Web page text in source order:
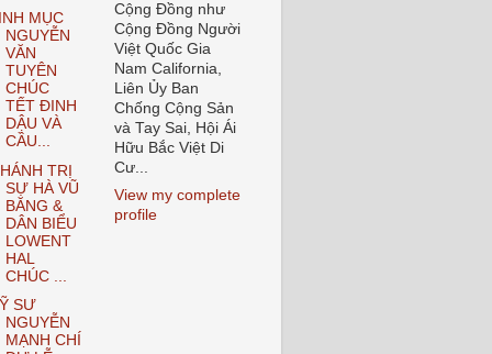
MỤC
NGUYỄN
VĂN
TUYÊN
CHÚC
TẾT ĐINH
DẬU VÀ
CẦU...
TRỊ
SỰ HÀ VŨ
BĂNG &
DÂN BIỂU
LOWENT
HAL
CHÚC ...
SƯ
NGUYỄN
MẠNH CHÍ
Cộng Đồng như
Cộng Đồng Người
Việt Quốc Gia
Nam California,
Liên Ủy Ban
Chống Cộng Sản
và Tay Sai, Hội Ái
Hữu Bắc Việt Di
Cư...
View my complete
profile